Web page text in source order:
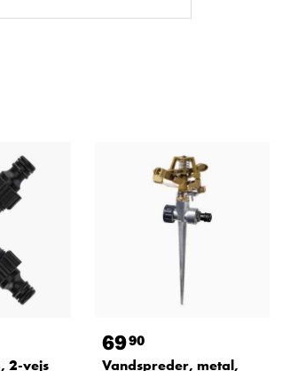
2-vejs
6990
Vandspreder, metal,